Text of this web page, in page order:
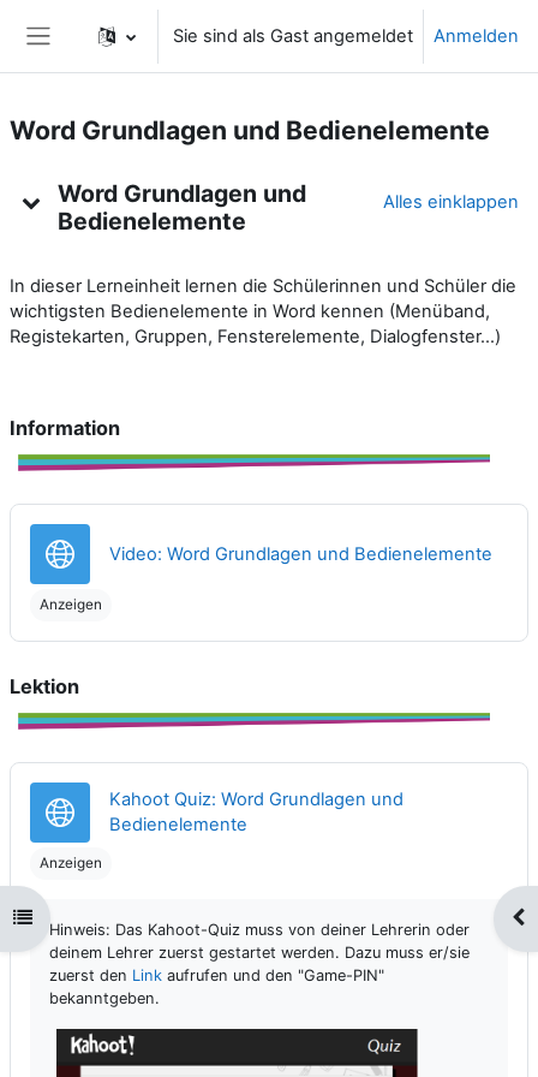
Website-Übersicht
Sie sind als Gast angemeldet Anmelden
Kursindex öffnen
Word Grundlagen und Bedienelemente
Word Grundlagen und
Bedienelemente
Alles einklappen
In dieser Lerneinheit lernen die Schülerinnen und Schüler die
wichtigsten Bedienelemente in Word kennen (Menüband,
Registekarten, Gruppen, Fensterelemente, Dialogfenster…)
Information
Video: Word Grundlagen und Bedienelemente
Anzeigen
Lektion
Kahoot Quiz: Word Grundlagen und
Bedienelemente
Anzeigen
Hinweis: Das Kahoot-Quiz muss von deiner Lehrerin oder
deinem Lehrer zuerst gestartet werden. Dazu muss er/sie
zuerst den Link aufrufen und den "Game-PIN"
bekanntgeben.